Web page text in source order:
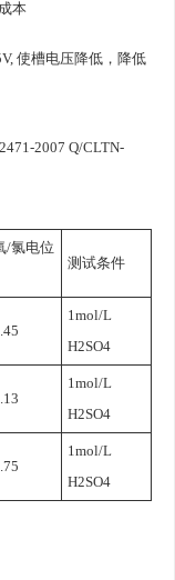
本
使槽电压降低，降低
2007 Q/CLTN-
/氯电位
测试条件
1mol/L
H2SO4
1mol/L
H2SO4
1mol/L
H2SO4